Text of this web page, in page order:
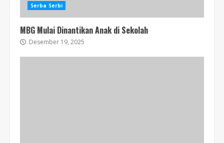
Serba Serbi
MBG Mulai Dinantikan Anak di Sekolah
Desember 19, 2025